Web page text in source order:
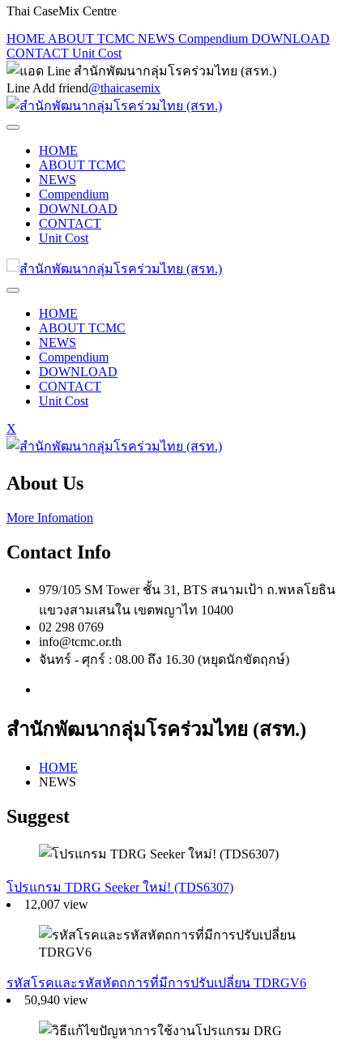
Thai CaseMix Centre
HOME ABOUT TCMC NEWS Compendium DOWNLOAD
CONTACT Unit Cost
Line Add friend@thaicasemix
HOME
ABOUT TCMC
NEWS
Compendium
DOWNLOAD
CONTACT
Unit Cost
HOME
ABOUT TCMC
NEWS
Compendium
DOWNLOAD
CONTACT
Unit Cost
X
About Us
More Infomation
Contact Info
979/105 SM Tower ชั้น 31, BTS สนามเป้า ถ.พหลโยธิน
แขวงสามเสนใน เขตพญาไท 10400
02 298 0769
info@tcmc.or.th
จันทร์ - ศุกร์ : 08.00 ถึง 16.30 (หยุดนักขัตฤกษ์)
สำนักพัฒนากลุ่มโรคร่วมไทย (สรท.)
HOME
NEWS
Suggest
โปรแกรม TDRG Seeker ใหม่! (TDS6307)
12,007 view
รหัสโรคและรหัสหัตถการที่มีการปรับเปลี่ยน TDRGV6
50,940 view